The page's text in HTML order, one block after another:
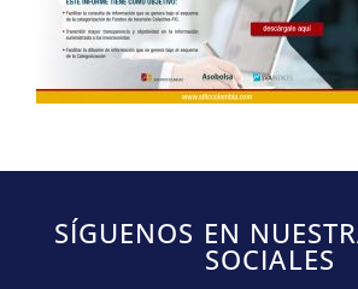
SÍGUENOS EN
SOCIALES